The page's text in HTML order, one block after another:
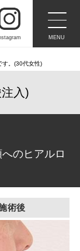
MENU
す。(30代女性)
入)
のヒアルロ
術後